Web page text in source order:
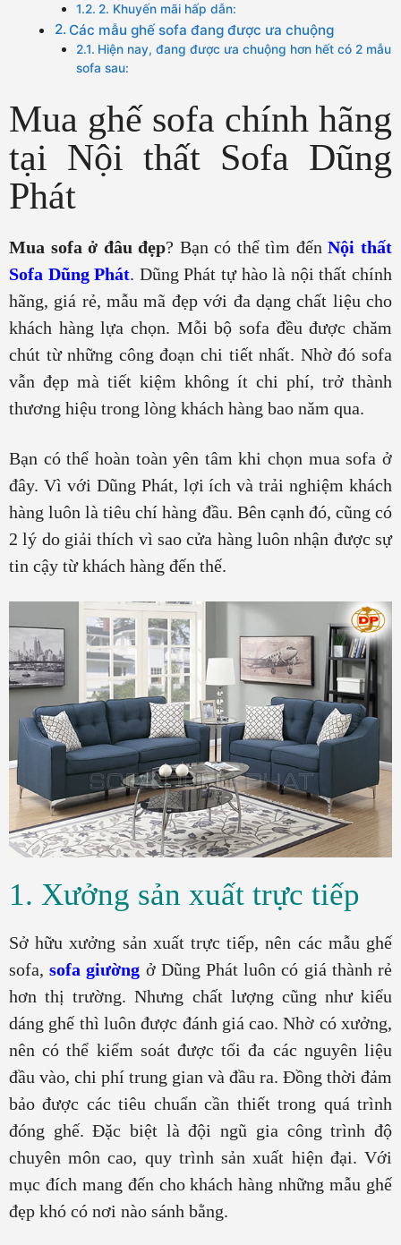
2. Khuyến mãi hấp dẫn:
Các mẫu ghế sofa đang được ưa chuộng
Hiện nay, đang được ưa chuộng hơn hết có 2 mẫu
sofa sau:
Mua ghế sofa chính hãng
tại Nội thất Sofa Dũng
Phát
Mua sofa ở đâu đẹp? Bạn có thể tìm đếnNội thất
Sofa Dũng Phát. Dũng Phát tự hào là nội thất chính
hãng, giá rẻ, mẫu mã đẹp với đa dạng chất liệu cho
khách hàng lựa chọn. Mỗi bộ sofa đều được chăm
chút từ những công đoạn chi tiết nhất. Nhờ đó sofa
vẫn đẹp mà tiết kiệm không ít chi phí, trở thành
thương hiệu trong lòng khách hàng bao năm qua.
Bạn có thể hoàn toàn yên tâm khi chọn mua sofa ở
đây. Vì với Dũng Phát, lợi ích và trải nghiệm khách
hàng luôn là tiêu chí hàng đầu. Bên cạnh đó, cũng có
2 lý do giải thích vì sao cửa hàng luôn nhận được sự
tin cậy từ khách hàng đến thế.
1. Xưởng sản xuất trực tiếp
Sở hữu xưởng sản xuất trực tiếp, nên các mẫu ghế
sofa,sofa giường ở Dũng Phát luôn có giá thành rẻ
hơn thị trường. Nhưng chất lượng cũng như kiểu
dáng ghế thì luôn được đánh giá cao. Nhờ có xưởng,
nên có thể kiểm soát được tối đa các nguyên liệu
đầu vào, chi phí trung gian và đầu ra. Đồng thời đảm
bảo được các tiêu chuẩn cần thiết trong quá trình
đóng ghế. Đặc biệt là đội ngũ gia công trình độ
chuyên môn cao, quy trình sản xuất hiện đại. Với
mục đích mang đến cho khách hàng những mẫu ghế
đẹp khó có nơi nào sánh bằng.